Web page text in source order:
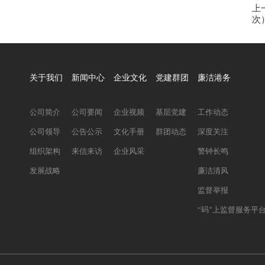
上
次
关于我们
公司简介
公司领导
组织架构
发展战略
新闻中心
公司要闻
公告公示
来信来访
企业文化
企业视频
文化手册
企业风采
党建群团
基层党建
群团动态
廉洁港务
工作动态
深度关注
警钟长鸣
廉洁清风
监督举报
“码”上监督服务平台